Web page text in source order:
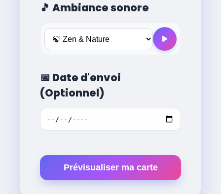
🎵 Ambiance sonore
📅 Date d'envoi
(Optionnel)
Prévisualiser ma carte